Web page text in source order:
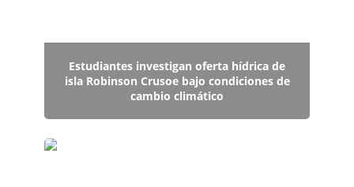
Estudiantes investigan oferta hídrica de
isla Robinson Crusoe bajo condiciones de
cambio climático
TITULACIÓN | Felicitamos a Matías Belmar